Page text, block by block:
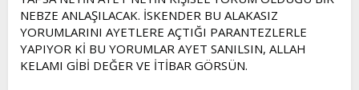
NEBZE ANLAŞILACAK. İSKENDER BU ALAKASIZ
YORUMLARINI AYETLERE AÇTIĞI PARANTEZLERLE
YAPIYOR Kİ BU YORUMLAR AYET SANILSIN, ALLAH
KELAMI GİBİ DEĞER VE İTİBAR GÖRSÜN.